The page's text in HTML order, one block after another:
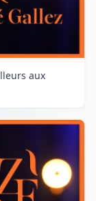
aux